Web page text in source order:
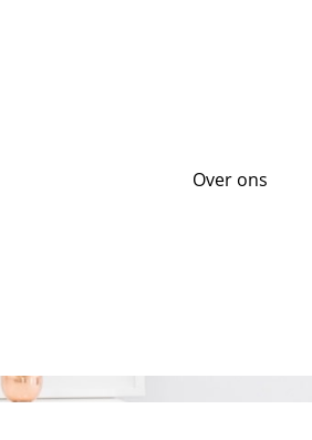
Over ons